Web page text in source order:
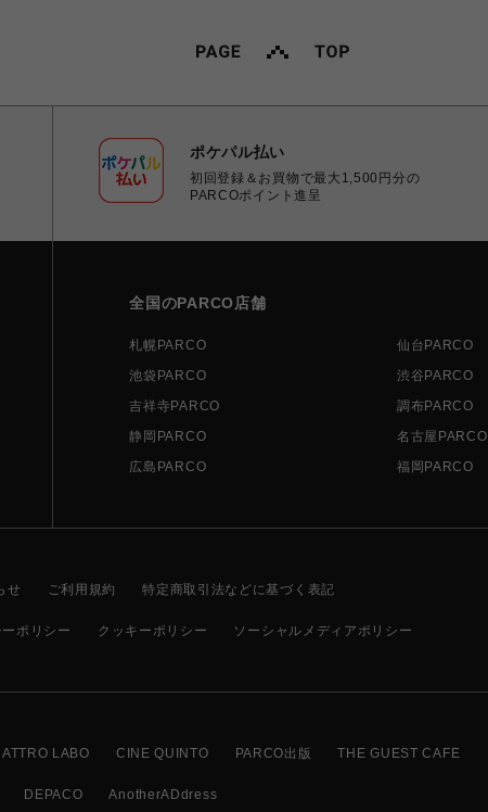
ポケパル払い
初回登録＆お買物で最大1,500円分の
PARCOポイント進呈
全国のPARCO店舗
札幌PARCO 仙台PARCO
池袋PARCO
渋谷PARCO
吉祥寺PARCO
調布PARCO
静岡PARCO
名古屋PARCO
広島PARCO
福岡PARCO
せ ご利用規約 特定商取引法などに基づく表記
ポリシー クッキーポリシー ソーシャルメディアポリシー
LABO CINE QUINTO PARCO出版 THE GUEST CAFE
DEPACO AnotherADdress